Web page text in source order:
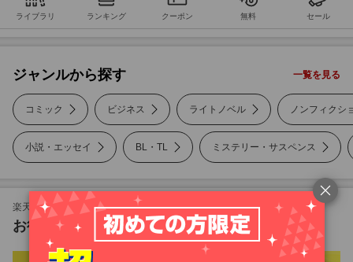
ライブラリ ランキング クーポン 無料 セール
ジャンルから探す 一覧を見る
コミック ビジネス ライトノベル ノンフィクシ
小説・エッセイ BL・TL ミステリー・サスペンス
ミステリー・サスペンス
ノンフィクション
美容・暮らし
雑誌
楽天Koboも対象！
お得な楽天市場のキャンペーン